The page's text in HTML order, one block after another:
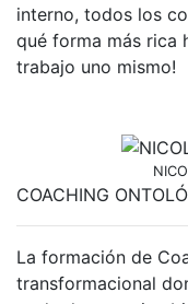
interno, todos los
qué forma más rica
trabajo uno mismo!
COACHING
La formación de
transformacional